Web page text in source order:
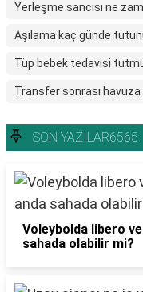
Yerleşme sancısı ne
Aşılama kaç günde
Tüp bebek tedavisi
Transfer sonrası havuza
SON YAZILAR6565
Voleybolda libero
sahada olabilir mi?